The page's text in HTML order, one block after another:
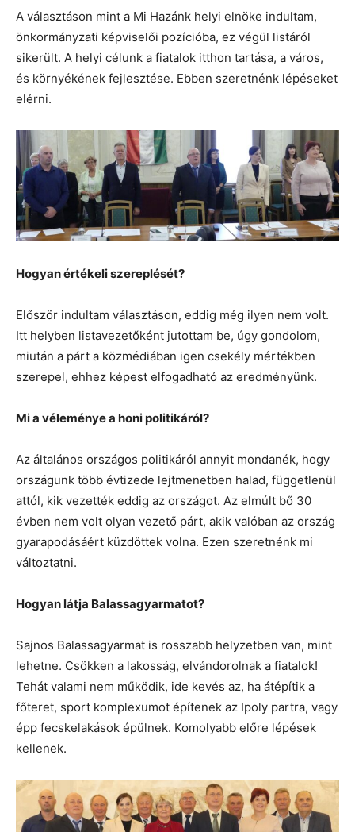
A választáson mint a Mi Hazánk helyi elnöke indultam,
önkormányzati képviselői pozícióba, ez végül listáról
sikerült. A helyi célunk a fiatalok itthon tartása, a város,
és környékének fejlesztése. Ebben szeretnénk lépéseket
elérni.
Hogyan értékeli szereplését?
Először indultam választáson, eddig még ilyen nem volt.
Itt helyben listavezetőként jutottam be, úgy gondolom,
miután a párt a közmédiában igen csekély mértékben
szerepel, ehhez képest elfogadható az eredményünk.
Mi a véleménye a honi politikáról?
Az általános országos politikáról annyit mondanék, hogy
országunk több évtizede lejtmenetben halad, függetlenül
attól, kik vezették eddig az országot. Az elmúlt bő 30
évben nem volt olyan vezető párt, akik valóban az ország
gyarapodásáért küzdöttek volna. Ezen szeretnénk mi
változtatni.
Hogyan látja Balassagyarmatot?
Sajnos Balassagyarmat is rosszabb helyzetben van, mint
lehetne. Csökken a lakosság, elvándorolnak a fiatalok!
Tehát valami nem működik, ide kevés az, ha átépítik a
főteret, sport komplexumot építenek az Ipoly partra, vagy
épp fecskelakások épülnek. Komolyabb előre lépések
kellenek.